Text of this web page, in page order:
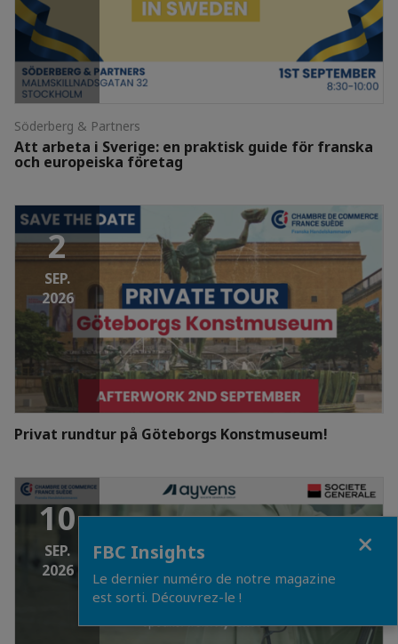
Söderberg & Partners
Att arbeta i Sverige: en praktisk guide för franska
och europeiska företag
2
SEP.
2026
Privat rundtur på Göteborgs Konstmuseum!
10
SEP.
2026
FBC Insights
Le dernier numéro de notre magazine
est sorti. Découvrez-le !